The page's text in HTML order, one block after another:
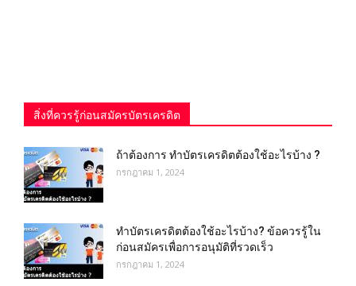
สิ่งที่ควรรู้ก่อนสมัครบัตรเครดิต
ถ้าต้องการ ทําบัตรเครดิตต้องใช้อะไรบ้าง ?
กรกฎาคม 1, 2024
ทําบัตรเครดิตต้องใช้อะไรบ้าง? ข้อควรรู้ใน
ก่อนสมัครเพื่อการอนุมัติที่รวดเร็ว
กรกฎาคม 1, 2024